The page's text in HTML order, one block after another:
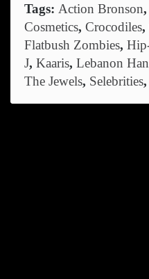
Tags: Action Bronson,
Cosmetics, Crocodiles,
Flatbush Zombies,
J, Kaaris, Lebanon
The Jewels, Selebrities,